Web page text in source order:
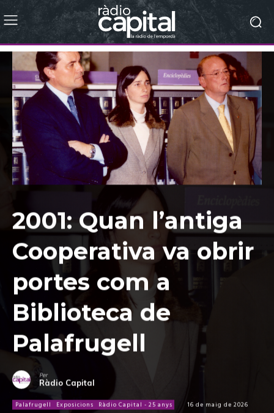
2001: Quan l’antiga
Cooperativa va obrir
portes com a
Biblioteca de
Palafrugell
Per
Ràdio Capital
Palafrugell Exposicions Ràdio Capital - 25 anys 16 de maig de 2026